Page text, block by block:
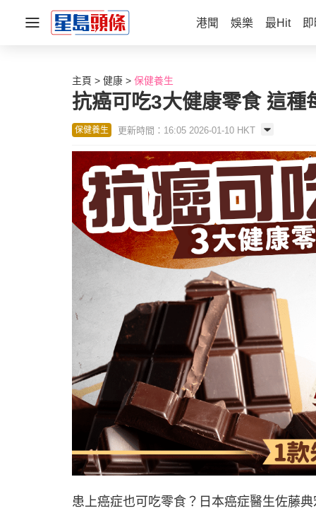
港聞 娛樂 最Hit
主頁 健康 保健養生
抗癌可吃3大健康零食 這種
保健養生 更新時間：16:05 2026-01-10 HKT
患上癌症也可吃零食？日本癌症醫生佐藤